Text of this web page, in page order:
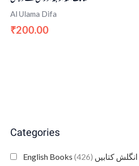
Categories
English Books انگلش کتابیں (426)
Al Ulama Difa
₹200.00